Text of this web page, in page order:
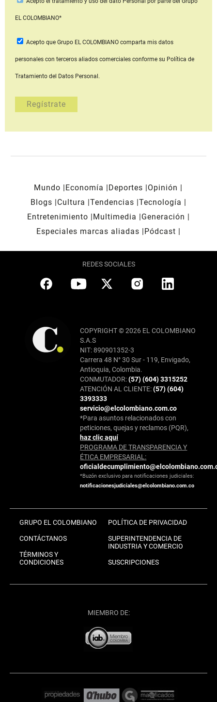
EL COLOMBIANO*
Acepto que Grupo EL COLOMBIANOcomparta mis datos
personales con terceros aliados comerciales conforme su Política de
Tratamiento del Datos Personal.
Mundo Economía Deportes
Opinión
Blogs
Cultura Tendencias Tecnología
Entretenimiento
Multimedia
Generación
Especiales marcas aliadas
Pódcast
REDES SOCIALES
COPYRIGHT © 2026 EL COLOMBIANO
S.A.S
NIT: 890901352-3
Carrera 48 N° 30 Sur - 119, Envigado,
Antioquia, Colombia.
CONMUTADOR:(57) (604) 3315252
ATENCIÓN AL CLIENTE:(57) (604)
3393333
servicio@elcolombiano.com.co
*Para asuntos relacionados con
peticiones, quejas y reclamos (PQR),
haz clic aquí
PROGRAMA DE TRANSPARENCIA Y
ÉTICA EMPRESARIAL:
*Buzón exclusivo para notificaciones judiciales:
notificacionesjudiciales@elcolombiano.com.co
GRUPO EL COLOMBIANO
CONTÁCTANOS
TÉRMINOS Y
CONDICIONES
POLÍTICA DE PRIVACIDAD
SUPERINTENDENCIA DE
INDUSTRIA Y COMERCIO
SUSCRIPCIONES
MIEMBRO DE: